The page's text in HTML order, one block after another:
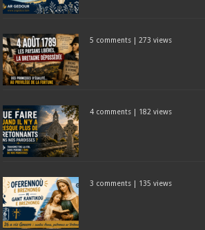
5 comments | 273 views
4 comments | 182 views
3 comments | 135 views